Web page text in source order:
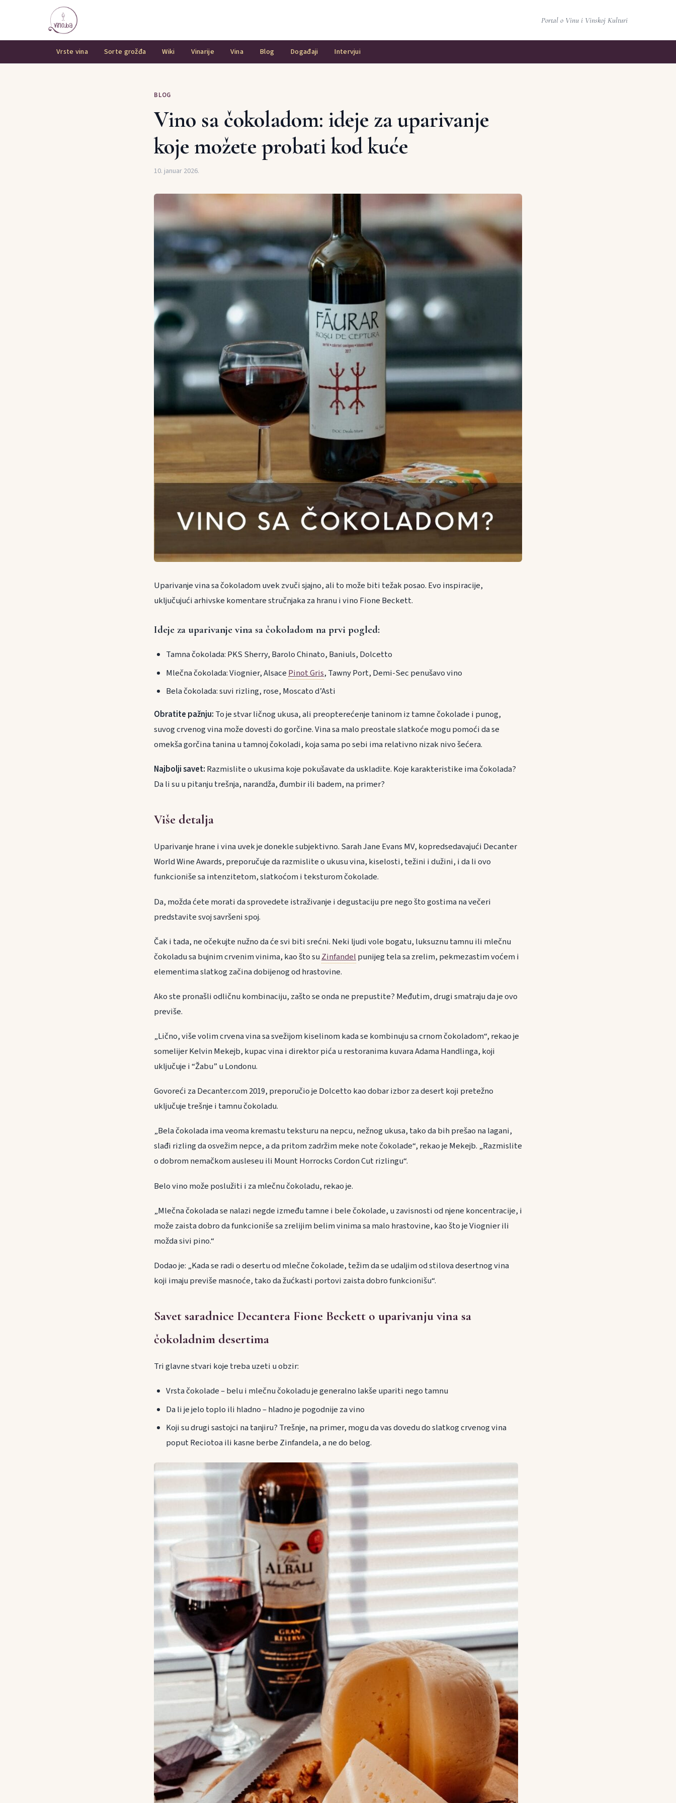
Portal o Vinu i Vinskoj Kulturi
Vrste vina Sorte grožđa Wiki Vinarije Vina Blog Događaji Intervjui
BLOG
Vino sa čokoladom: ideje za uparivanje
koje možete probati kod kuće
10. januar 2026.
Uparivanje vina sa čokoladom uvek zvuči sjajno, ali to može biti težak posao. Evo inspiracije,
uključujući arhivske komentare stručnjaka za hranu i vino Fione Beckett.
Ideje za uparivanje vina sa čokoladom na prvi pogled:
Tamna čokolada: PKS Sherry, Barolo Chinato, Baniuls, Dolcetto
Mlečna čokolada: Viognier, Alsace Pinot Gris, Tawny Port, Demi-Sec penušavo vino
Bela čokolada: suvi rizling, rose, Moscato d’Asti
Obratite pažnju: To je stvar ličnog ukusa, ali preopterećenje taninom iz tamne čokolade i punog,
suvog crvenog vina može dovesti do gorčine. Vina sa malo preostale slatkoće mogu pomoći da se
omekša gorčina tanina u tamnoj čokoladi, koja sama po sebi ima relativno nizak nivo šećera.
Najbolji savet: Razmislite o ukusima koje pokušavate da uskladite. Koje karakteristike ima čokolada?
Da li su u pitanju trešnja, narandža, đumbir ili badem, na primer?
Više detalja
Uparivanje hrane i vina uvek je donekle subjektivno. Sarah Jane Evans MV, kopredsedavajući Decanter
World Wine Awards, preporučuje da razmislite o ukusu vina, kiselosti, težini i dužini, i da li ovo
funkcioniše sa intenzitetom, slatkoćom i teksturom čokolade.
Da, možda ćete morati da sprovedete istraživanje i degustaciju pre nego što gostima na večeri
predstavite svoj savršeni spoj.
Čak i tada, ne očekujte nužno da će svi biti srećni. Neki ljudi vole bogatu, luksuznu tamnu ili mlečnu
čokoladu sa bujnim crvenim vinima, kao što suZinfandel punijeg tela sa zrelim, pekmezastim voćem i
elementima slatkog začina dobijenog od hrastovine.
Ako ste pronašli odličnu kombinaciju, zašto se onda ne prepustite? Međutim, drugi smatraju da je ovo
previše.
„Lično, više volim crvena vina sa svežijom kiselinom kada se kombinuju sa crnom čokoladom“, rekao je
somelijer Kelvin Mekejb, kupac vina i direktor pića u restoranima kuvara Adama Handlinga, koji
uključuje i “Žabu” u Londonu.
Govoreći za Decanter.com 2019, preporučio je Dolcetto kao dobar izbor za desert koji pretežno
uključuje trešnje i tamnu čokoladu.
„Bela čokolada ima veoma kremastu teksturu na nepcu, nežnog ukusa, tako da bih prešao na lagani,
slađi rizling da osvežim nepce, a da pritom zadržim meke note čokolade“, rekao je Mekejb. „Razmislite
o dobrom nemačkom ausleseu ili Mount Horrocks Cordon Cut rizlingu“.
Belo vino može poslužiti i za mlečnu čokoladu, rekao je.
„Mlečna čokolada se nalazi negde između tamne i bele čokolade, u zavisnosti od njene koncentracije, i
može zaista dobro da funkcioniše sa zrelijim belim vinima sa malo hrastovine, kao što je Viognier ili
možda sivi pino.“
Dodao je: „Kada se radi o desertu od mlečne čokolade, težim da se udaljim od stilova desertnog vina
koji imaju previše masnoće, tako da žućkasti portovi zaista dobro funkcionišu“.
Savet saradnice Decantera Fione Beckett o uparivanju vina sa
čokoladnim desertima
Tri glavne stvari koje treba uzeti u obzir:
Vrsta čokolade – belu i mlečnu čokoladu je generalno lakše upariti nego tamnu
Da li je jelo toplo ili hladno – hladno je pogodnije za vino
Koji su drugi sastojci na tanjiru? Trešnje, na primer, mogu da vas dovedu do slatkog crvenog vina
poput Reciotoa ili kasne berbe Zinfandela, a ne do belog.